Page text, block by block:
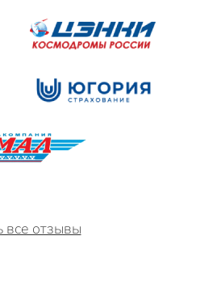
все отзывы